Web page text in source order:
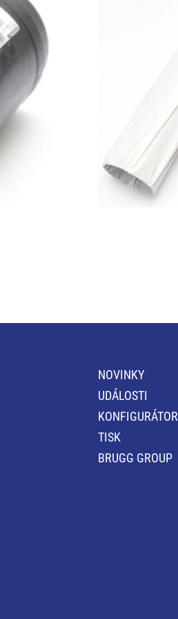
NOVINKY
UDÁLOSTI
KONFIGURÁTOR
TISK
BRUGG GROUP